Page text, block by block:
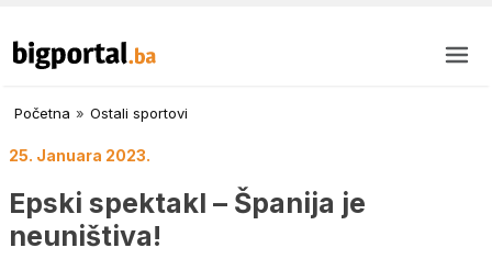
Početna » Ostali sportovi
25. Januara 2023.
Epski spektakl – Španija je
neuništiva!